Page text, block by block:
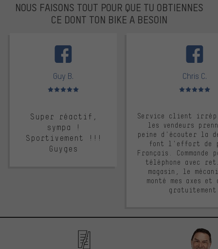
NOUS FAISONS TOUT POUR QUE TU OBTIENNES
CE DONT TON BIKE A BESOIN
Guy B.
Note moyenne : 5 sur 5
Super réactif,
sympa !
Sportivement !!!
Guyges
Chris C.
Note moyenne :
Service client
les vendeurs
peine d'écouter la
font l'effort de
Français. Commande
téléphone avec
magasin, le
monté mes axes et